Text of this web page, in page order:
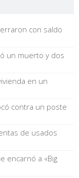
con saldo
un muerto y dos
en un
contra un poste
de usados
encarnó a «Big